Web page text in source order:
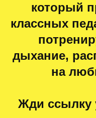
который
классных
дыхание,
на
Жди ссылку